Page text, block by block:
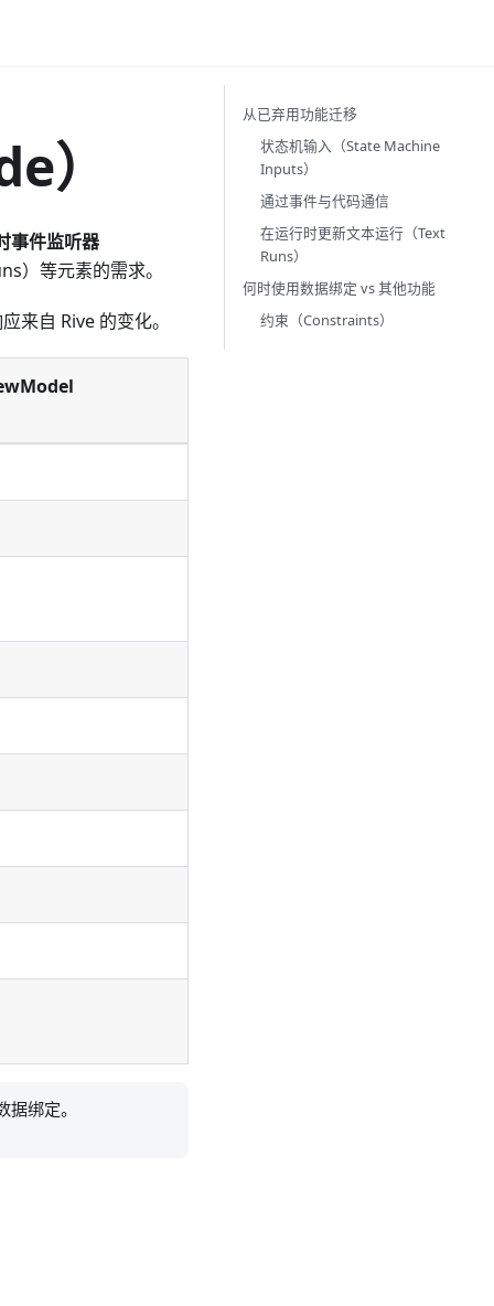
）
事件监听器
）等元素的需求。
来自 Rive 的变化。
绑定。
从已弃用功能迁移
状态机输入（State Machine
Inputs）
通过事件与代码通信
在运行时更新文本运行（Text
Runs）
何时使用数据绑定 vs 其他功能
约束（Constraints）